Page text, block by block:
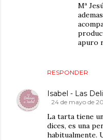
RESPONDER
Mª
apuro
Isabel - Las
24 de mayo de
La tarta tiene
dices, es una
habitualmente.